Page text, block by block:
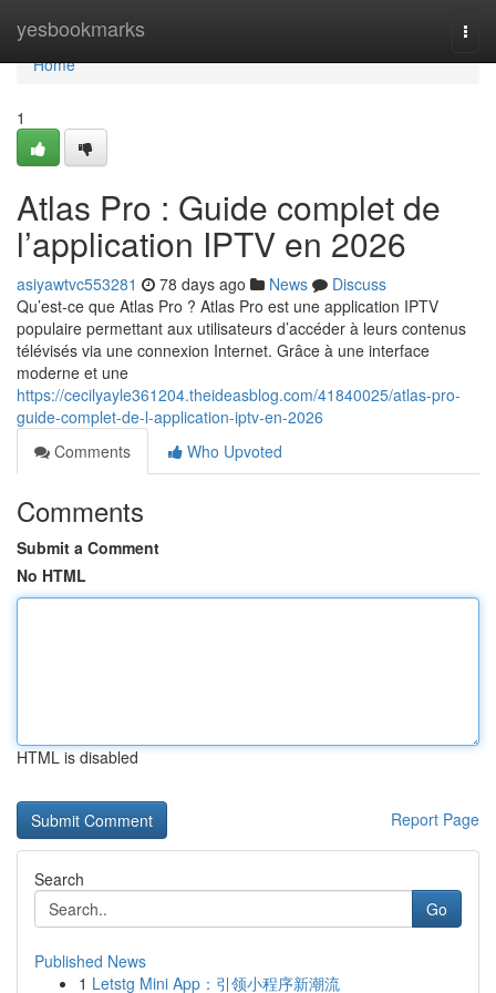
yesbookmarks
Home
Home
1
Atlas Pro : Guide complet de
l’application IPTV en 2026
asiyawtvc553281 78 days ago News
Discuss
Qu’est-ce que Atlas Pro ? Atlas Pro est une application IPTV
populaire permettant aux utilisateurs d’accéder à leurs contenus
télévisés via une connexion Internet. Grâce à une interface
moderne et une
https://cecilyayle361204.theideasblog.com/41840025/atlas-pro-
guide-complet-de-l-application-iptv-en-2026
Comments
Who Upvoted
Comments
Submit a Comment
No HTML
HTML is disabled
Report Page
Search
Go
Published News
1 Letstg Mini App：引领小程序新潮流